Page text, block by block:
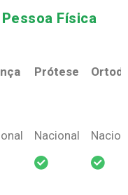
Física​
Prótese
Prótese
Nacional